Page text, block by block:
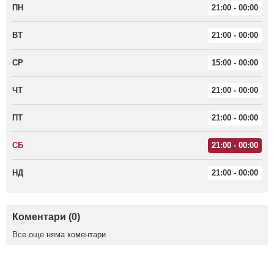
ПН 21:00 - 00:00
ВТ 21:00 - 00:00
СР 15:00 - 00:00
ЧТ 21:00 - 00:00
ПТ 21:00 - 00:00
СБ 21:00 - 00:00
НД 21:00 - 00:00
Коментари (0)
Все още няма коментари